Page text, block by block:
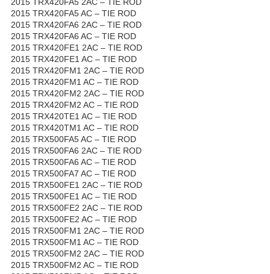
2015 TRX420FA5 AC – TIE ROD
2015 TRX420FA6 2AC – TIE ROD
2015 TRX420FA6 AC – TIE ROD
2015 TRX420FE1 2AC – TIE ROD
2015 TRX420FE1 AC – TIE ROD
2015 TRX420FM1 2AC – TIE ROD
2015 TRX420FM1 AC – TIE ROD
2015 TRX420FM2 2AC – TIE ROD
2015 TRX420FM2 AC – TIE ROD
2015 TRX420TE1 AC – TIE ROD
2015 TRX420TM1 AC – TIE ROD
2015 TRX500FA5 AC – TIE ROD
2015 TRX500FA6 2AC – TIE ROD
2015 TRX500FA6 AC – TIE ROD
2015 TRX500FA7 AC – TIE ROD
2015 TRX500FE1 2AC – TIE ROD
2015 TRX500FE1 AC – TIE ROD
2015 TRX500FE2 2AC – TIE ROD
2015 TRX500FE2 AC – TIE ROD
2015 TRX500FM1 2AC – TIE ROD
2015 TRX500FM1 AC – TIE ROD
2015 TRX500FM2 2AC – TIE ROD
2015 TRX500FM2 AC – TIE ROD